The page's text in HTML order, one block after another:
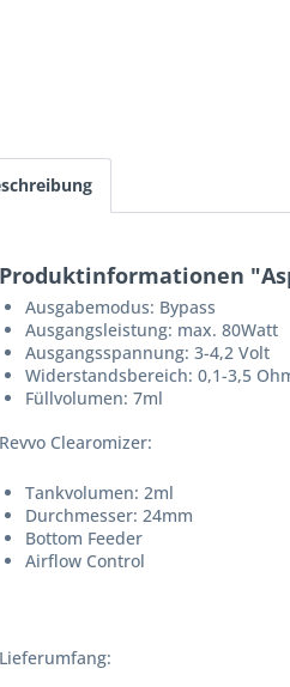
Produktinformationen
Ausgabemodus: Bypass
Ausgangsleistung: max. 80Watt
Ausgangsspannung: 3-4,2 Volt
Widerstandsbereich: 0,1-3,5
Füllvolumen: 7ml
Revvo Clearomizer:
Tankvolumen: 2ml
Durchmesser: 24mm
Bottom Feeder
Airflow Control
Lieferumfang: